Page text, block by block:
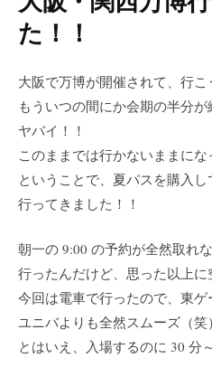
た！！
大阪で万博が開催されて、行こ
もういつの間にか会期の半分が
ヤバイ！！
このままでは行かないままにな
ということで、夏パスを購入
行ってきました！！
朝一の 9:00 の予約が全然取れ
行ったんだけど、思った以上に
今回は電車で行ったので、東ゲ
ユニバよりも全然スムーズ（笑）
とはいえ、入場するのに 30 分